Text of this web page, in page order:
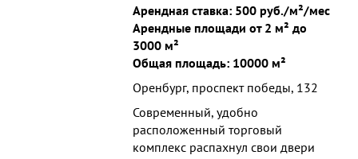
Арендная ставка: 500 руб./м²/мес
Арендные площади от 2 м² до
3000 м²
Общая площадь: 10000 м²
Оренбург, проспект победы, 132
Современный, удобно
расположенный торговый
комплекс распахнул свои двери